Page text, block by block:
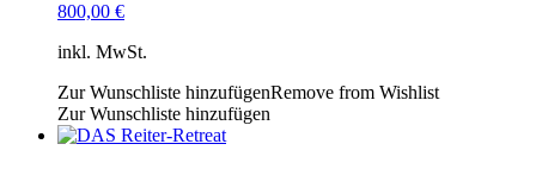
800,00 €
inkl. MwSt.
Zur Wunschliste hinzufügenRemove from Wishlist
Zur Wunschliste hinzufügen